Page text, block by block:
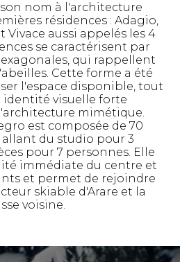
nom à l'architecture
résidences : Adagio,
Vivace aussi appelés les 4
se caractérisent par
qui rappellent
Cette forme a été
l'espace disponible, tout
identité visuelle forte
mimétique.
est composée de 70
du studio pour 3
pour 7 personnes. Elle
immédiate du centre et
et permet de rejoindre
skiable d'Arare et la
voisine.